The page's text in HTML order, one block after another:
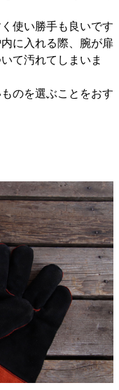
使い勝手も良いです
に入れる際、腕が扉
て汚れてしまいま
のを選ぶことをおす